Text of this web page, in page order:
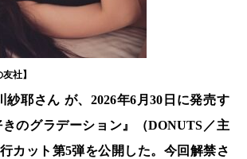
社】
紗耶さん が、2026年6月30日に発売す
のグラデーション』（DONUTS／主
カット第5弾を公開した。今回解禁さ